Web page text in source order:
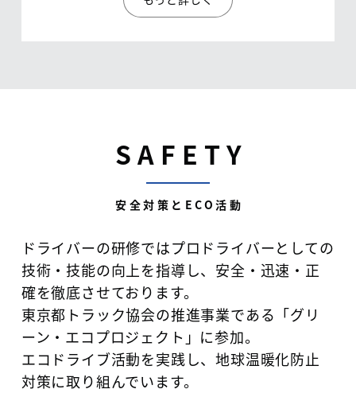
SA F E TY
安全対策とECO活動
ドライバーの研修ではプロドライバーとしての
技術・技能の向上を指導し、安全・迅速・正
確を徹底させております。
東京都トラック協会の推進事業である「グリ
ーン・エコプロジェクト」に参加。
エコドライブ活動を実践し、地球温暖化防止
対策に取り組んでいます。